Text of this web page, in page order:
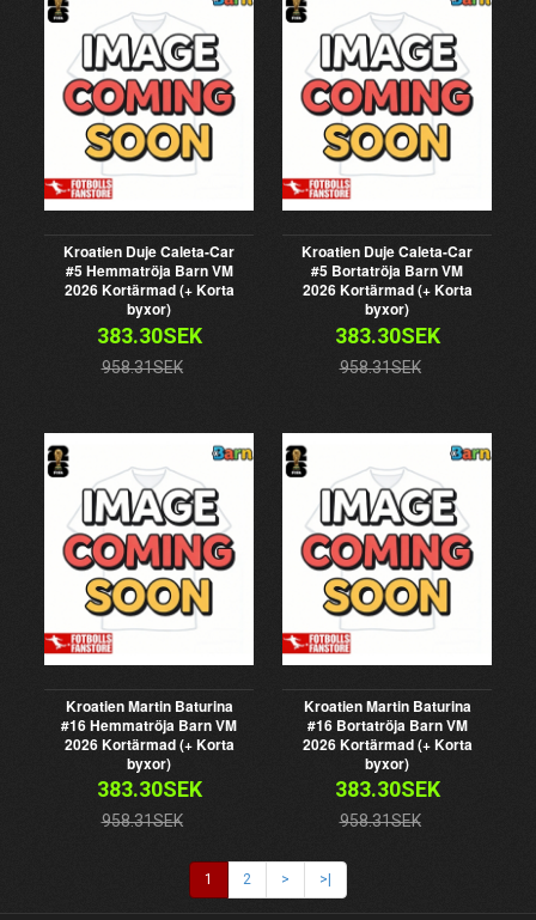
Kroatien Duje Caleta-Car
#5 Hemmatröja Barn VM
2026 Kortärmad (+ Korta
byxor)
383.30SEK
958.31SEK
Kroatien Duje Caleta-Car
#5 Bortatröja Barn VM
2026 Kortärmad (+ Korta
byxor)
383.30SEK
958.31SEK
Kroatien Martin Baturina
#16 Hemmatröja Barn VM
2026 Kortärmad (+ Korta
byxor)
383.30SEK
958.31SEK
Kroatien Martin Baturina
#16 Bortatröja Barn VM
2026 Kortärmad (+ Korta
byxor)
383.30SEK
958.31SEK
1 2 > >|